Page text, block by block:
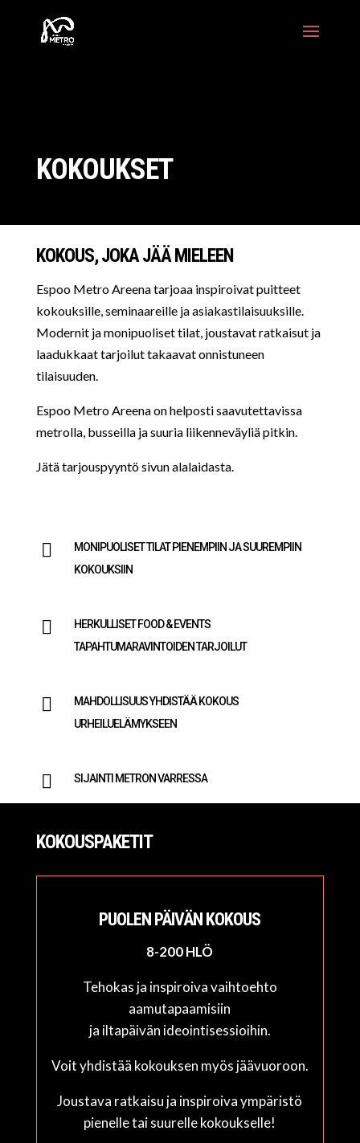
KOKOUKSET
KOKOUS, JOKA JÄÄ MIELEEN
Espoo Metro Areena tarjoaa inspiroivat puitteet
kokouksille, seminaareille ja asiakastilaisuuksille.
Modernit ja monipuoliset tilat, joustavat ratkaisut ja
laadukkaat tarjoilut takaavat onnistuneen
tilaisuuden.
Espoo Metro Areena on helposti saavutettavissa
metrolla, busseilla ja suuria liikenneväyliä pitkin.
Jätä tarjouspyyntö sivun alalaidasta.

MONIPUOLISET TILAT PIENEMPIIN JA SUUREMPIIN
KOKOUKSIIN

HERKULLISET FOOD & EVENTS
TAPAHTUMARAVINTOIDEN TARJOILUT

MAHDOLLISUUS YHDISTÄÄ KOKOUS
URHEILUELÄMYKSEEN
 SIJAINTI METRON VARRESSA
KOKOUSPAKETIT
PUOLEN PÄIVÄN KOKOUS
8-200 HLÖ
Tehokas ja inspiroiva vaihtoehto
aamutapaamisiin
ja iltapäivän ideointisessioihin.
Voit yhdistää kokouksen myös jäävuoroon.
Joustava ratkaisu ja inspiroiva ympäristö
pienelle tai suurelle kokoukselle!